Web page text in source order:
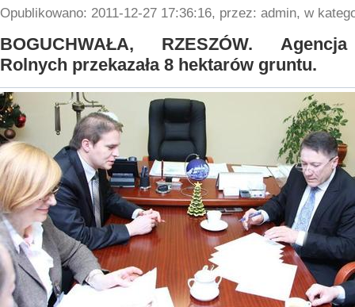
Opublikowano: 2011-12-27 17:36:16, przez: admin, w
BOGUCHWAŁA, RZESZÓW.
Rolnych przekazała 8 hektarów gruntu.